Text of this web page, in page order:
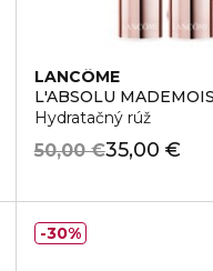
LANCÔME
L'ABSOLU
Hydratačný rúž
35,00 €
50,00 €
30%